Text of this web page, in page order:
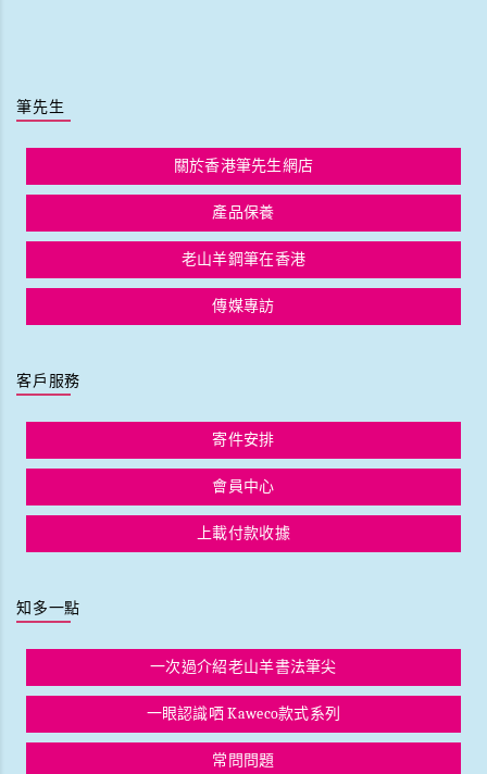
筆先生
關於香港筆先生網店
產品保養
老山羊鋼筆在香港
傳媒專訪
客戶服務
寄件安排
會員中心
上載付款收據
知多一點
一次過介紹老山羊書法筆尖
一眼認識哂 Kaweco款式系列
常問問題